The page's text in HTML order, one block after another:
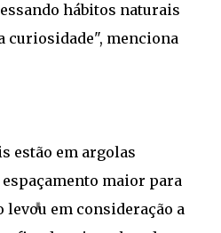
hábitos naturais
curiosidade", menciona
estão em argolas
maior para
levou em consideração a